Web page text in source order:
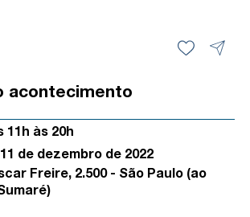
acontecimento
11h às 20h
de dezembro de 2022
Freire, 2.500 - São Paulo (ao